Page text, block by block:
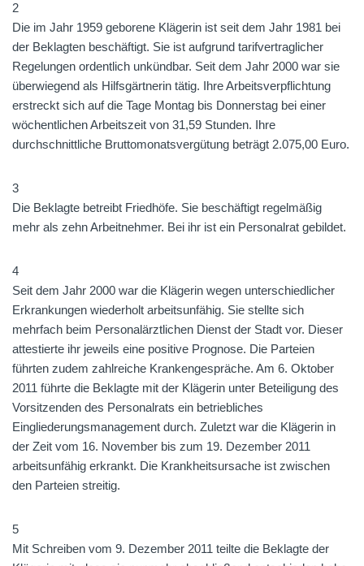
2
Die im Jahr 1959 geborene Klägerin ist seit dem Jahr 1981 bei
der Beklagten beschäftigt. Sie ist aufgrund tarifvertraglicher
Regelungen ordentlich unkündbar. Seit dem Jahr 2000 war sie
überwiegend als Hilfsgärtnerin tätig. Ihre Arbeitsverpflichtung
erstreckt sich auf die Tage Montag bis Donnerstag bei einer
wöchentlichen Arbeitszeit von 31,59 Stunden. Ihre
durchschnittliche Bruttomonatsvergütung beträgt 2.075,00 Euro.
3
Die Beklagte betreibt Friedhöfe. Sie beschäftigt regelmäßig
mehr als zehn Arbeitnehmer. Bei ihr ist ein Personalrat gebildet.
4
Seit dem Jahr 2000 war die Klägerin wegen unterschiedlicher
Erkrankungen wiederholt arbeitsunfähig. Sie stellte sich
mehrfach beim Personalärztlichen Dienst der Stadt vor. Dieser
attestierte ihr jeweils eine positive Prognose. Die Parteien
führten zudem zahlreiche Krankengespräche. Am 6. Oktober
2011 führte die Beklagte mit der Klägerin unter Beteiligung des
Vorsitzenden des Personalrats ein betriebliches
Eingliederungsmanagement durch. Zuletzt war die Klägerin in
der Zeit vom 16. November bis zum 19. Dezember 2011
arbeitsunfähig erkrankt. Die Krankheitsursache ist zwischen
den Parteien streitig.
5
Mit Schreiben vom 9. Dezember 2011 teilte die Beklagte der